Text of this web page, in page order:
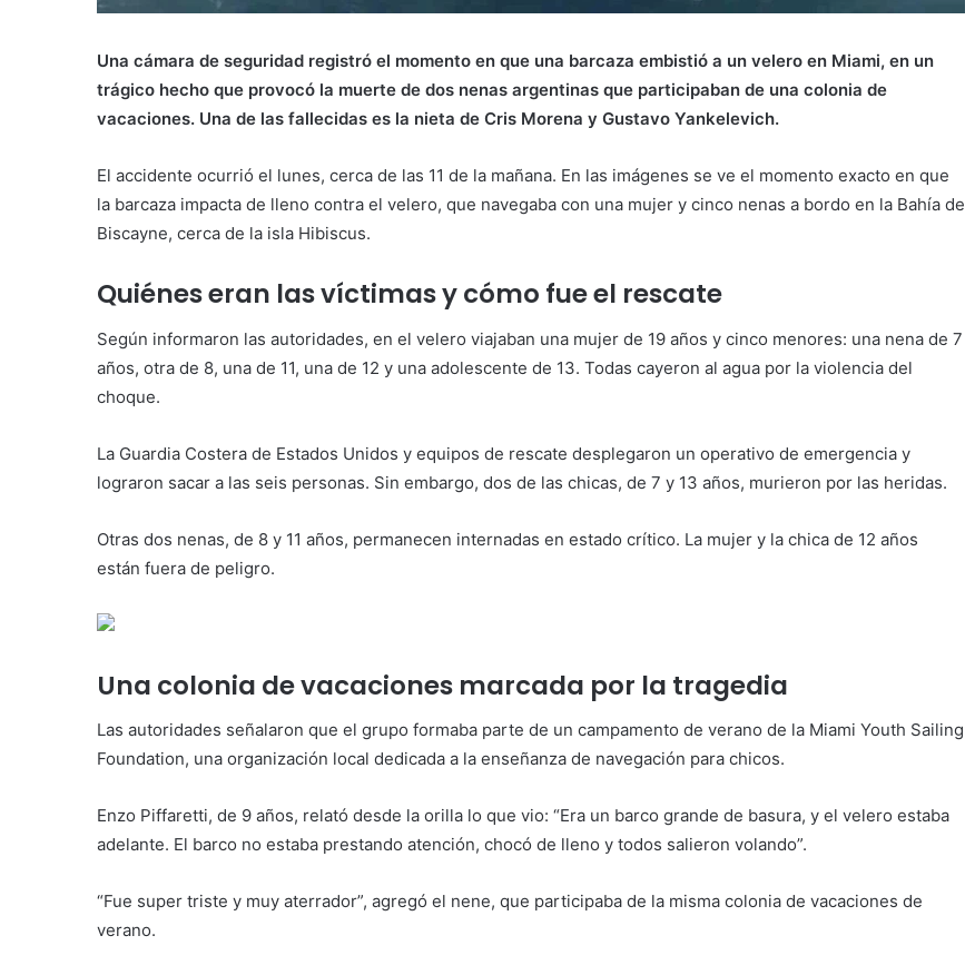
Una cámara de seguridad registró el momento en que una barcaza embistió a un velero en Miami, en un
trágico hecho que provocó la muerte de dos nenas argentinas que participaban de una colonia de
vacaciones. Una de las fallecidas es la nieta de Cris Morena y Gustavo Yankelevich.
El accidente ocurrió el lunes, cerca de las 11 de la mañana. En las imágenes se ve el momento exacto en que
la barcaza impacta de lleno contra el velero, que navegaba con una mujer y cinco nenas a bordo en la Bahía de
Biscayne, cerca de la isla Hibiscus.
Quiénes eran las víctimas y cómo fue el rescate
Según informaron las autoridades, en el velero viajaban una mujer de 19 años y cinco menores: una nena de 7
años, otra de 8, una de 11, una de 12 y una adolescente de 13. Todas cayeron al agua por la violencia del
choque.
La Guardia Costera de Estados Unidos y equipos de rescate desplegaron un operativo de emergencia y
lograron sacar a las seis personas. Sin embargo, dos de las chicas, de 7 y 13 años, murieron por las heridas.
Otras dos nenas, de 8 y 11 años, permanecen internadas en estado crítico. La mujer y la chica de 12 años
están fuera de peligro.
Una colonia de vacaciones marcada por la tragedia
Las autoridades señalaron que el grupo formaba parte de un campamento de verano de la Miami Youth Sailing
Foundation, una organización local dedicada a la enseñanza de navegación para chicos.
Enzo Piffaretti, de 9 años, relató desde la orilla lo que vio: “Era un barco grande de basura, y el velero estaba
adelante. El barco no estaba prestando atención, chocó de lleno y todos salieron volando”.
“Fue super triste y muy aterrador”, agregó el nene, que participaba de la misma colonia de vacaciones de
verano.